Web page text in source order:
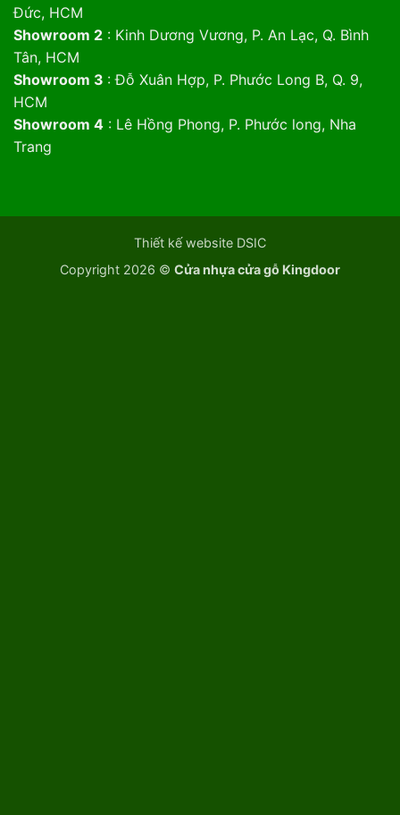
Đức, HCM
Showroom 2: Kinh Dương Vương, P. An Lạc, Q. Bình
Tân, HCM
Showroom 3 : Đỗ Xuân Hợp, P. Phước Long B, Q. 9,
HCM
Showroom 4: Lê Hồng Phong, P. Phước long, Nha
Trang
Thiết kế website DSIC
Copyright 2026 © Cửa nhựa cửa gỗ Kingdoor